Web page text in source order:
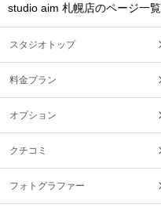
studio aim 札幌店のページ一覧
スタジオトップ
料金プラン
オプション
クチコミ
フォトグラファー